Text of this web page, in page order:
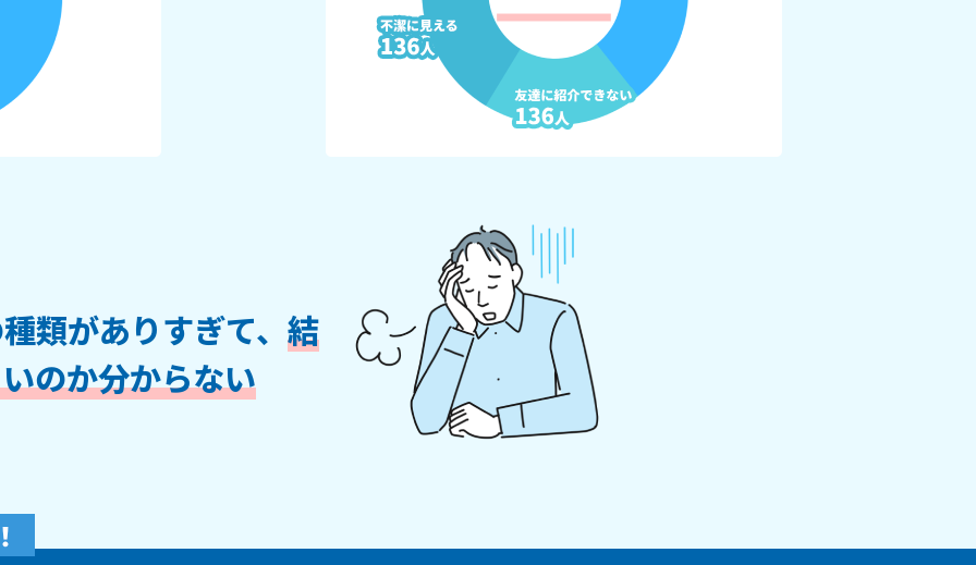
類がありすぎて、 結
のか分からない